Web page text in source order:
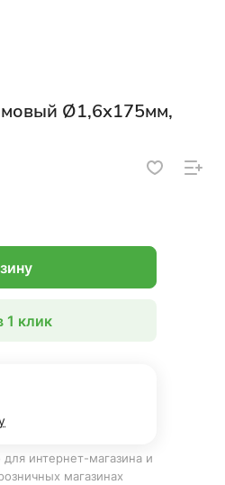
Ø1,6х175мм,
1 клик
интернет-магазина и
магазинах